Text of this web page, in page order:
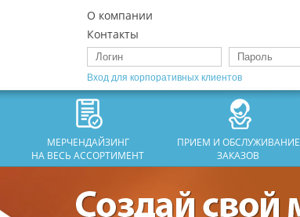
О компании
Контакты
Вход для корпоративных клиентов
МЕРЧЕНДАЙЗИНГ
НА ВЕСЬ АССОРТИМЕНТ
ПРИЕМ И ОБСЛУЖИВАНИЕ
ЗАКАЗОВ